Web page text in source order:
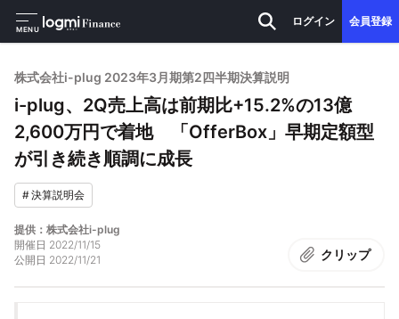
MENU
ログイン 会員登録
株式会社i-plug 2023年3月期第2四半期決算説明
i-plug、2Q売上高は前期比+15.2%の13億
2,600万円で着地 「OfferBox」早期定額型
が引き続き順調に成長
#決算説明会
提供：株式会社i-plug
開催日 2022/11/15
公開日 2022/11/21 クリップ